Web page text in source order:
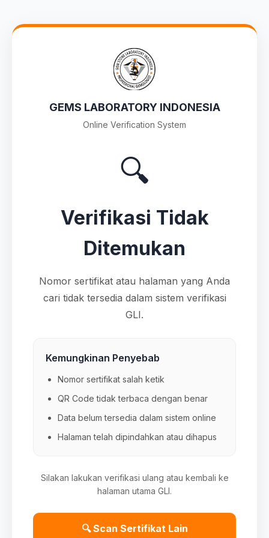
GEMS LABORATORY INDONESIA
Online Verification System
🔍
Verifikasi Tidak
Ditemukan
Nomor sertifikat atau halaman yang Anda
cari tidak tersedia dalam sistem verifikasi
GLI.
Kemungkinan Penyebab
Nomor sertifikat salah ketik
QR Code tidak terbaca dengan benar
Data belum tersedia dalam sistem online
Halaman telah dipindahkan atau dihapus
Silakan lakukan verifikasi ulang atau kembali ke
halaman utama GLI.
🔍 Scan Sertifikat Lain